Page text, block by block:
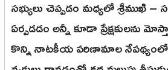
సభ్యులు చెప్పడం మధ్యలో శ్రీముఖి
ఏర్పడడం అన్నీ కూడా ప్రేక్షకులను
కొన్ని నాటకీయ పరిణామాల నేపథ్యంలో